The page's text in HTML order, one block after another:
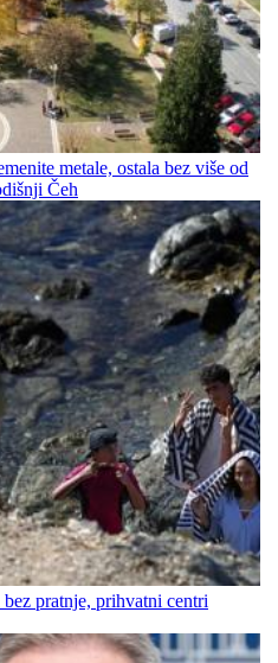
metale, ostala bez više od
Čeh
pratnje, prihvatni centri